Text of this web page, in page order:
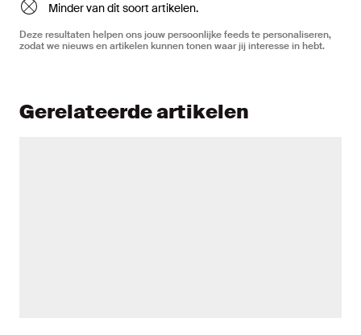
Minder van dit soort artikelen.
Deze resultaten helpen ons jouw persoonlijke feeds te personaliseren,
zodat we nieuws en artikelen kunnen tonen waar jij interesse in hebt.
Gerelateerde artikelen